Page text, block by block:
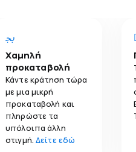
Χαμηλή
προκαταβολή
Κάντε κράτηση τώρα
με μια μικρή
προκαταβολή και
πληρώστε τα
υπόλοιπα άλλη
στιγμή.Δείτε εδώ